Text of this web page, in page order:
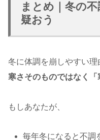
まとめ｜冬の
疑おう
冬に体調を崩しやすい理
寒さそのものではなく「
もしあなたが、
毎年冬になると不調